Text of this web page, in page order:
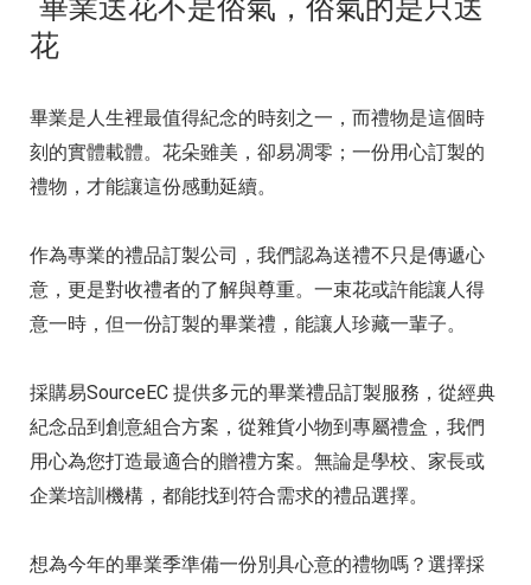
畢業送花不是俗氣，俗氣的是只送
花
畢業是人生裡最值得紀念的時刻之一，而禮物是這個時
刻的實體載體。花朵雖美，卻易凋零；一份用心訂製的
禮物，才能讓這份感動延續。
作為專業的禮品訂製公司，我們認為送禮不只是傳遞心
意，更是對收禮者的了解與尊重。一束花或許能讓人得
意一時，但一份訂製的畢業禮，能讓人珍藏一輩子。
採購易SourceEC 提供多元的畢業禮品訂製服務，從經典
紀念品到創意組合方案，從雜貨小物到專屬禮盒，我們
用心為您打造最適合的贈禮方案。無論是學校、家長或
企業培訓機構，都能找到符合需求的禮品選擇。
想為今年的畢業季準備一份別具心意的禮物嗎？選擇採